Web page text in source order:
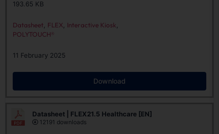
193.65 KB
Datasheet FLEX Interactive Kiosk
POLYTOUCH®
11 February 2025
Download
Datasheet | FLEX21.5 Healthcare [EN]
12191 downloads